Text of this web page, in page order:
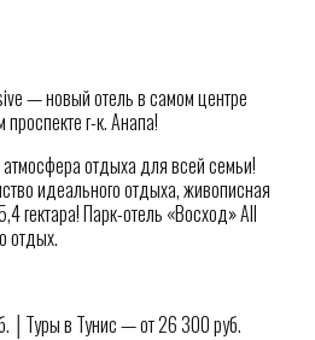
— новый отель в самом центре
г-к. Анапа!
отдыха для всей семьи!
идеального отдыха, живописная
гектара! Парк-отель «Восход» All
отдых.
│Туры в Тунис — от 26 300 руб.